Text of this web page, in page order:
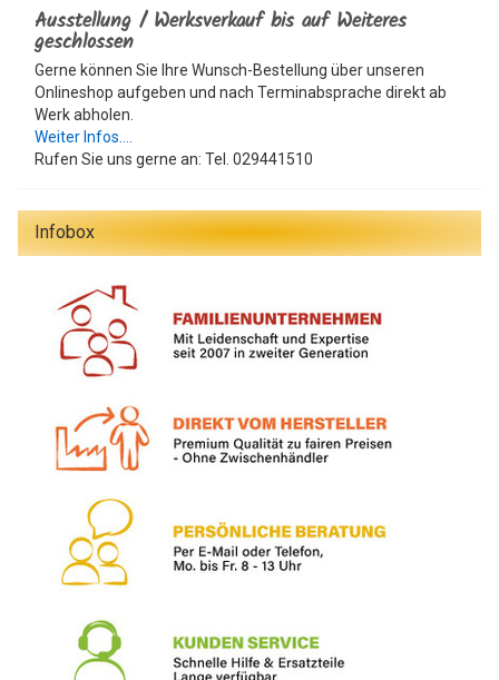
Ausstellung / Werksverkauf bis auf Weiteres
geschlossen
Gerne können Sie Ihre Wunsch-Bestellung über unseren
Onlineshop aufgeben und nach Terminabsprache direkt ab
Werk abholen.
Weiter Infos....
Rufen Sie uns gerne an: Tel. 029441510
Infobox